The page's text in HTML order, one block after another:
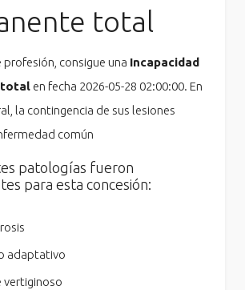
total
consigue una Incapacidad
total en fecha 2026-05-28 02:00:00. En
la contingencia de sus lesiones
común
patologías fueron
para esta concesión:
adaptativo
vertiginoso